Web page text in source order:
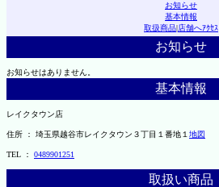
お知らせ
基本情報
取扱商品|店舗へｱｸｾｽ
お知らせ
お知らせはありません。
基本情報
レイクタウン店
住所 ： 埼玉県越谷市レイクタウン３丁目１番地１ 地図
TEL ： 0489901251
取扱い商品